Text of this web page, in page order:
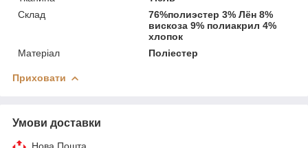
Склад
76%полиэстер 3% Лён 8%
вискоза 9% полиакрил 4%
хлопок
Матеріал
Поліестер
Приховати
Умови доставки